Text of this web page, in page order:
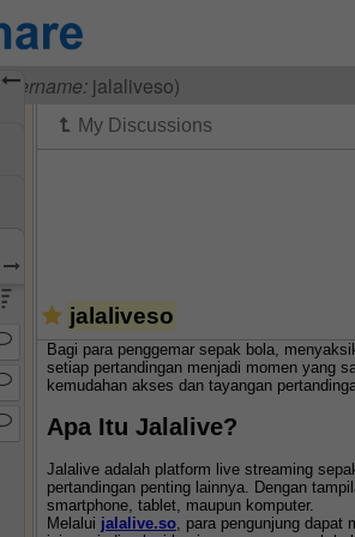
username: jalaliveso)
jalaliveso
Bagi para penggemar sepak bola,
setiap pertandingan menjadi momen yang
kemudahan akses dan tayangan
Apa Itu Jalalive?
Jalalive adalah platform live streaming
pertandingan penting lainnya. Dengan
smartphone, tablet, maupun komputer.
Melalui jalalive.so, para pengunjung dapat